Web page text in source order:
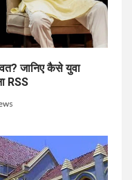
जानिए कैसे युवा
RSS